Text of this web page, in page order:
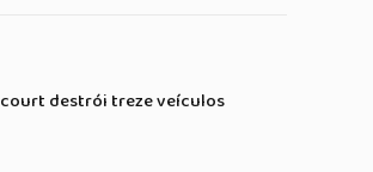
destrói treze veículos